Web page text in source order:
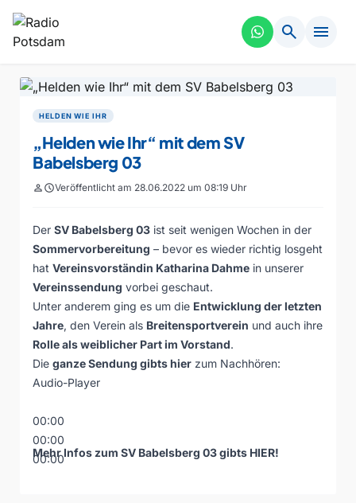
search menu
HELDEN WIE IHR
„Helden wie Ihr“ mit dem SV
Babelsberg 03
personscheduleVeröffentlicht am 28.06.2022 um 08:19 Uhr
Der SV Babelsberg 03 ist seit wenigen Wochen in der
Sommervorbereitung – bevor es wieder richtig losgeht
hat Vereinsvorständin Katharina Dahme in unserer
Vereinssendung vorbei geschaut.
Unter anderem ging es um die Entwicklung der letzten
Jahre, den Verein als Breitensportverein und auch ihre
Rolle als weiblicher Part im Vorstand.
Die ganze Sendung gibts hier zum Nachhören:
Audio-Player
00:00
00:00
00:00
Mehr Infos zum SV Babelsberg 03 gibts HIER!